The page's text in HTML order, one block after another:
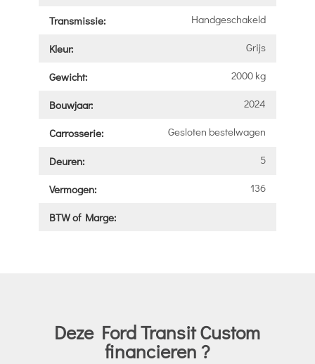
Transmissie: Handgeschakeld
Kleur: Grijs
Gewicht: 2000 kg
Bouwjaar: 2024
Carrosserie: Gesloten bestelwagen
Deuren: 5
Vermogen: 136
BTW of Marge:
Deze Ford Transit Custom
financieren ?